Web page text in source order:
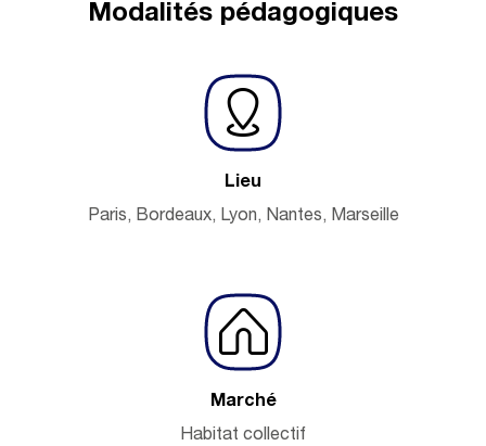
Modalités pédagogiques
Lieu
Paris, Bordeaux, Lyon, Nantes, Marseille
Marché
Habitat collectif